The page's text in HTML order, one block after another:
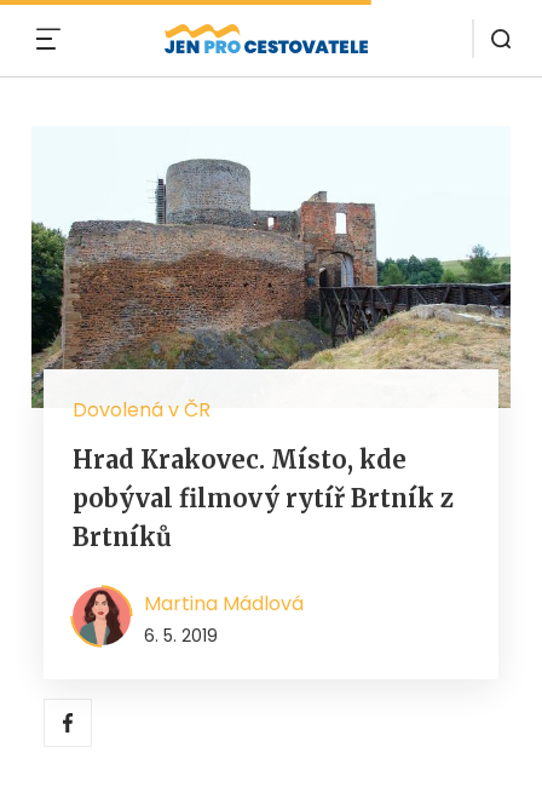
Dovolená v ČR
Hrad Krakovec. Místo, kde
pobýval filmový rytíř Brtník z
Brtníků
Martina Mádlová
6. 5. 2019